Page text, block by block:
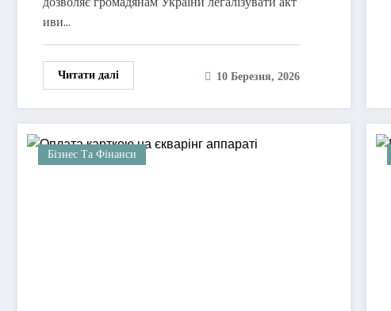
иви…
Читати далі 10 Березня, 2026
Бізнес Та Фінанси